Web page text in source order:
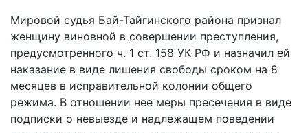
Мировой судья Бай-Тайгинского района признал
женщину виновной в совершении преступления,
предусмотренного ч. 1 ст. 158 УК РФ и назначил ей
наказание в виде лишения свободы сроком на 8
месяцев в исправительной колонии общего
режима. В отношении нее меры пресечения в виде
подписки о невыезде и надлежащем поведении